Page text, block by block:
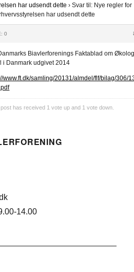
har udsendt dette › Svar til: Nye regler for
har udsendt dette
0
Biavlerforenings Faktablad om
i Danmark udgivet 2014
www.ft.dk/samling/20131/almdel/flf/bilag/306/
has received 1 vote up and 1 vote down.
14.00